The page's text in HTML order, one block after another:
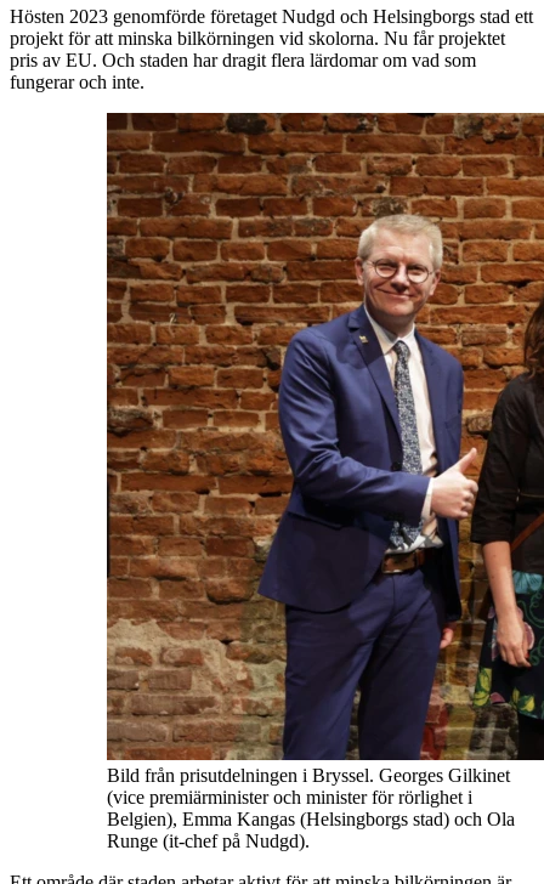
Hösten 2023 genomförde företaget Nudgd och Helsingborgs stad ett
projekt för att minska bilkörningen vid skolorna. Nu får projektet
pris av EU. Och staden har dragit flera lärdomar om vad som
fungerar och inte.
Bild från prisutdelningen i Bryssel. Georges Gilkinet
(vice premiärminister och minister för rörlighet i
Belgien), Emma Kangas (Helsingborgs stad) och Ola
Runge (it-chef på Nudgd).